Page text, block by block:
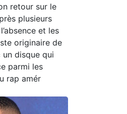
retour sur le
plusieurs
et les
originaire de
disque qui
parmi les
rap amér